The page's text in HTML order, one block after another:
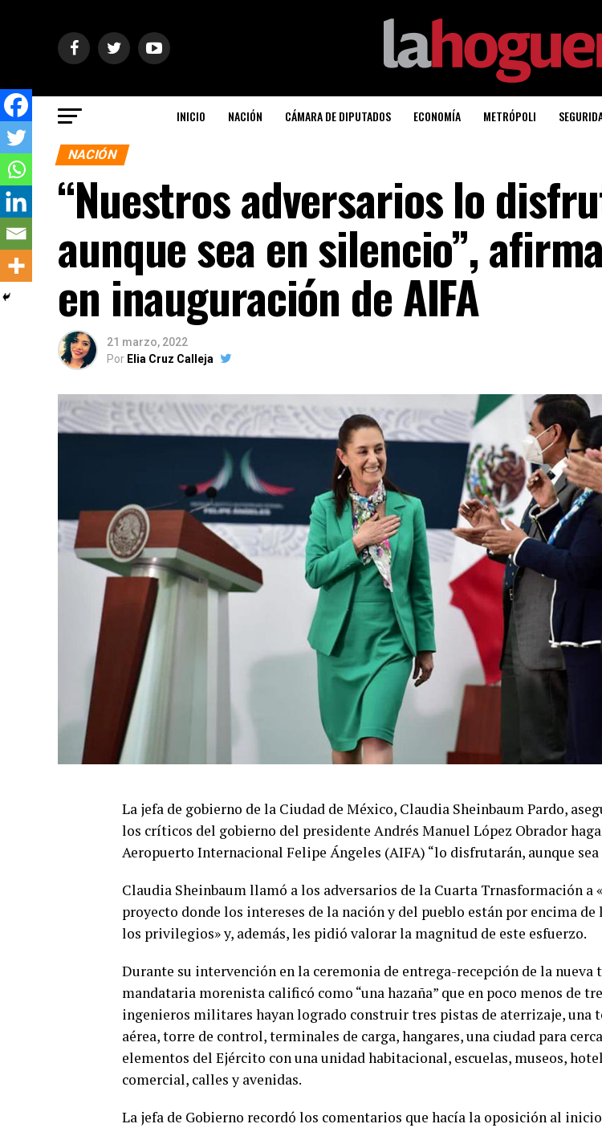
INICIO NACIÓN CÁMARA DE DIPUTADOS ECONOMÍA METRÓPOLI
NACIÓN
“Nuestros adversarios lo
aunque sea en silencio”,
en inauguración de AIFA
21 marzo, 2022
Por Elia Cruz Calleja
La jefa de gobierno de la Ciudad de México, Claudia Sheinbaum Pardo,
los críticos del gobierno del presidente Andrés Manuel López Obrador
Aeropuerto Internacional Felipe Ángeles (AIFA) “lo disfrutarán, aunque sea
Claudia Sheinbaumllamó a los adversarios de la Cuarta Trnasformación a
proyecto donde los intereses de la nación y del pueblo están por encima de
los privilegios» y, además, les pidió valorar la magnitud de este esfuerzo.
Durante su intervención en la ceremonia de entrega-recepción de la nueva
mandataria morenista calificó como “una hazaña” que en poco menos de
ingenieros militares hayan logrado construir tres pistas de aterrizaje, una
aérea, torre de control, terminales de carga, hangares, una ciudad para
elementos del Ejército con una unidad habitacional, escuelas, museos,
comercial, calles y avenidas.
La jefa de Gobierno recordó los comentarios que hacía la oposición al